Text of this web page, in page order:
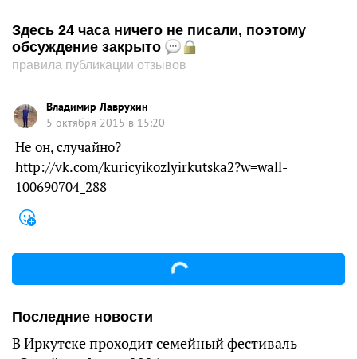
Здесь 24 часа ничего не писали, поэтому
обсуждение закрыто
правила публикации отзывов
Владимир Лаврухин
5 октября 2015 в 15:20
Не он, случайно?
http://vk.com/kuricyikozlyirkutska2?w=wall-
100690704_288
Последние новости
В Иркутске проходит семейный фестиваль